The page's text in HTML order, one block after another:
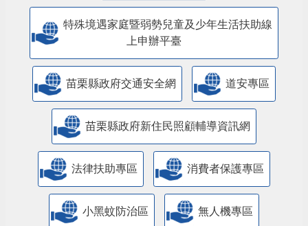
特殊境遇家庭暨弱勢兒童及少年生活扶助線
上申辦平臺
苗栗縣政府交通安全網 道安專區
苗栗縣政府新住民照顧輔導資訊網
法律扶助專區 消費者保護專區
小黑蚊防治區 無人機專區